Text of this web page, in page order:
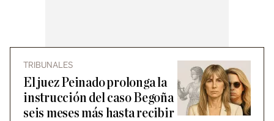
TRIBUNALES
El juez Peinado prolonga la
instrucción del caso Begoña
seis meses más hasta recibir